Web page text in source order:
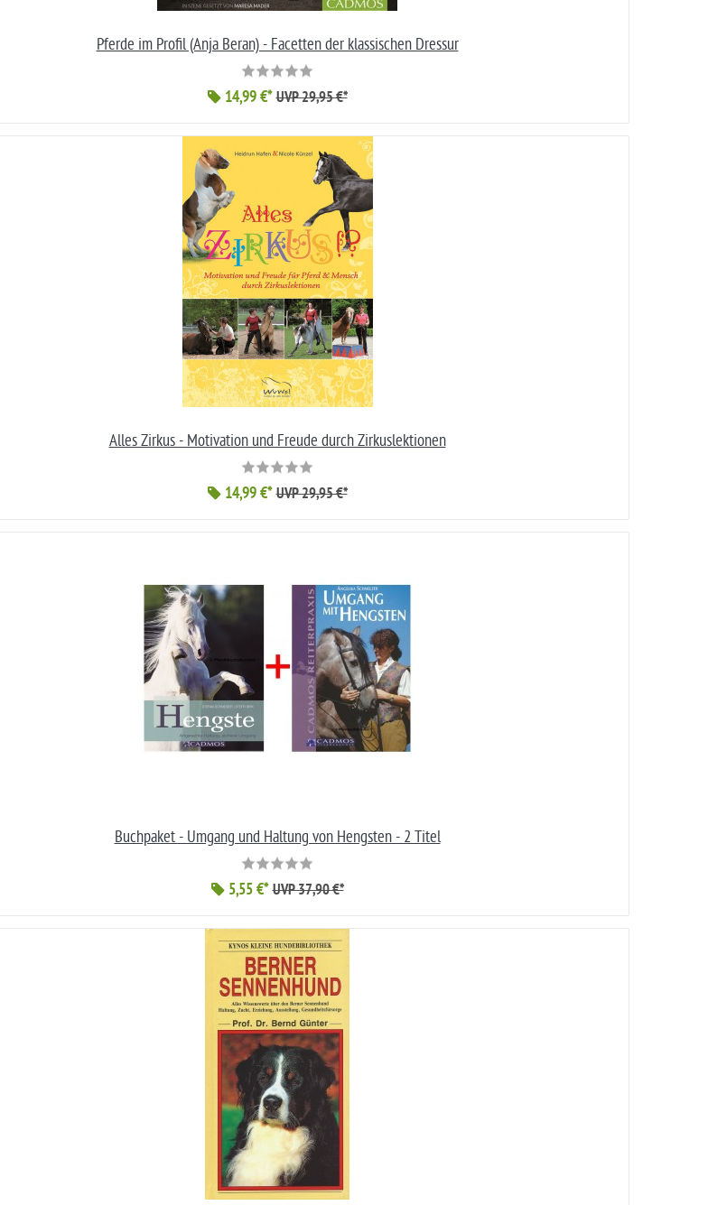
Pferde im Profil (Anja Beran) - Facetten der klassischen Dressur
14,99 €* UVP 29,95 €*
Alles Zirkus - Motivation und Freude durch Zirkuslektionen
14,99 €* UVP 29,95 €*
Buchpaket - Umgang und Haltung von Hengsten - 2 Titel
5,55 €* UVP 37,90 €*